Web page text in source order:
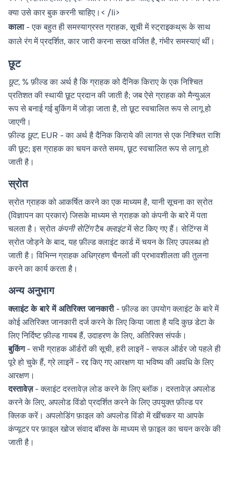
क्या उसे कार बुक करनी चाहिए।< /li>
काला- एक बहुत ही समस्याग्रस्त ग्राहक, सूची में स्ट्राइकथ्रू के साथ
काले रंग में प्रदर्शित, कार जारी करना सख्त वर्जित है, गंभीर समस्याएं थीं।
छूट
छूट, %फ़ील्ड का अर्थ है कि ग्राहक को दैनिक किराए के एक निश्चित
प्रतिशत की स्थायी छूट प्रदान की जाती है; जब ऐसे ग्राहक को मैन्युअल
रूप से बनाई गई बुकिंग में जोड़ा जाता है, तो छूट स्वचालित रूप से लागू हो
जाएगी।
फ़ील्ड छूट, EUR - का अर्थ है दैनिक किराये की लागत से एक निश्चित राशि
की छूट; इस ग्राहक का चयन करते समय, छूट स्वचालित रूप से लागू हो
जाती है।
स्रोत
स्रोत ग्राहक को आकर्षित करने का एक माध्यम है, यानी सूचना का स्रोत
(विज्ञापन का प्रकार) जिसके माध्यम से ग्राहक को कंपनी के बारे में पता
चलता है। स्रोतकंपनी सेटिंगटैब क्लाइंटमें सेट किए गए हैं। सेटिंग्स में
स्रोत जोड़ने के बाद, यह फ़ील्ड क्लाइंट कार्ड में चयन के लिए उपलब्ध हो
जाती है। विभिन्न ग्राहक अधिग्रहण चैनलों की प्रभावशीलता की तुलना
करने का कार्य करता है।
अन्य अनुभाग
क्लाइंट के बारे में अतिरिक्त जानकारी- फ़ील्ड का उपयोग क्लाइंट के बारे में
कोई अतिरिक्त जानकारी दर्ज करने के लिए किया जाता है यदि कुछ डेटा के
लिए निर्दिष्ट फ़ील्ड गायब हैं, उदाहरण के लिए, अतिरिक्त संपर्क।
बुकिंग- सभी ग्राहक ऑर्डरों की सूची, हरी लाइनें - सफल ऑर्डर जो पहले ही
पूरे हो चुके हैं, ग्रे लाइनें - रद्द किए गए आरक्षण या भविष्य की अवधि के लिए
आरक्षण।
दस्तावेज़- क्लाइंट दस्तावेज़ लोड करने के लिए ब्लॉक। दस्तावेज़ अपलोड
करने के लिए, अपलोड विंडो प्रदर्शित करने के लिए उपयुक्त फ़ील्ड पर
क्लिक करें। अपलोडिंग फ़ाइल को अपलोड विंडो में खींचकर या आपके
कंप्यूटर पर फ़ाइल खोज संवाद बॉक्स के माध्यम से फ़ाइल का चयन करके की
जाती है।